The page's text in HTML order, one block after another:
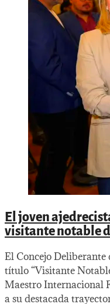
El joven
visitante notable
El Concejo
título “Visitante
Maestro Internacional
a su destacada